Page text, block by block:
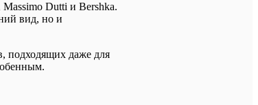
Dutti и Bershka.
вид, но и
подходящих даже для